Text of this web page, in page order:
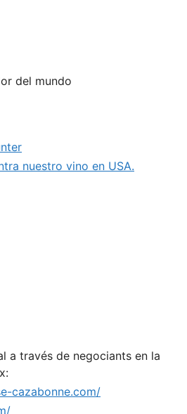
del mundo
nuestro vino en USA.
a través de negociants en la
cazabonne.com/